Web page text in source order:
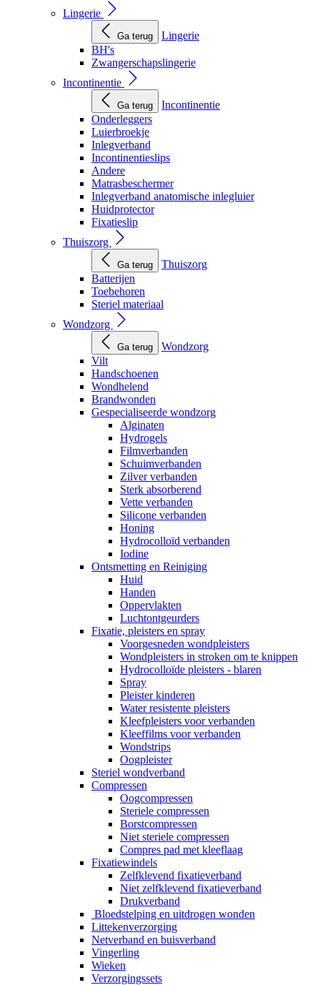
Lingerie
Ga terug
Lingerie
BH's
Zwangerschapslingerie
Incontinentie
Ga terug
Incontinentie
Onderleggers
Luierbroekje
Inlegverband
Incontinentieslips
Andere
Matrasbeschermer
Inlegverband anatomische inlegluier
Huidprotector
Fixatieslip
Thuiszorg
Ga terug
Thuiszorg
Batterijen
Toebehoren
Steriel materiaal
Wondzorg
Ga terug
Wondzorg
Vilt
Handschoenen
Wondhelend
Brandwonden
Gespecialiseerde wondzorg
Alginaten
Hydrogels
Filmverbanden
Schuimverbanden
Zilver verbanden
Sterk absorberend
Vette verbanden
Silicone verbanden
Honing
Hydrocolloïd verbanden
Iodine
Ontsmetting en Reiniging
Huid
Handen
Oppervlakten
Luchtontgeurders
Fixatie, pleisters en spray
Voorgesneden wondpleisters
Wondpleisters in stroken om te knippen
Hydrocolloïde pleisters - blaren
Spray
Pleister kinderen
Water resistente pleisters
Kleefpleisters voor verbanden
Kleeffilms voor verbanden
Wondstrips
Oogpleister
Steriel wondverband
Compressen
Oogcompressen
Steriele compressen
Borstcompressen
Niet steriele compressen
Compres pad met kleeflaag
Fixatiewindels
Zelfklevend fixatieverband
Niet zelfklevend fixatieverband
Drukverband
Bloedstelping en uitdrogen wonden
Littekenverzorging
Netverband en buisverband
Vingerling
Wieken
Verzorgingssets